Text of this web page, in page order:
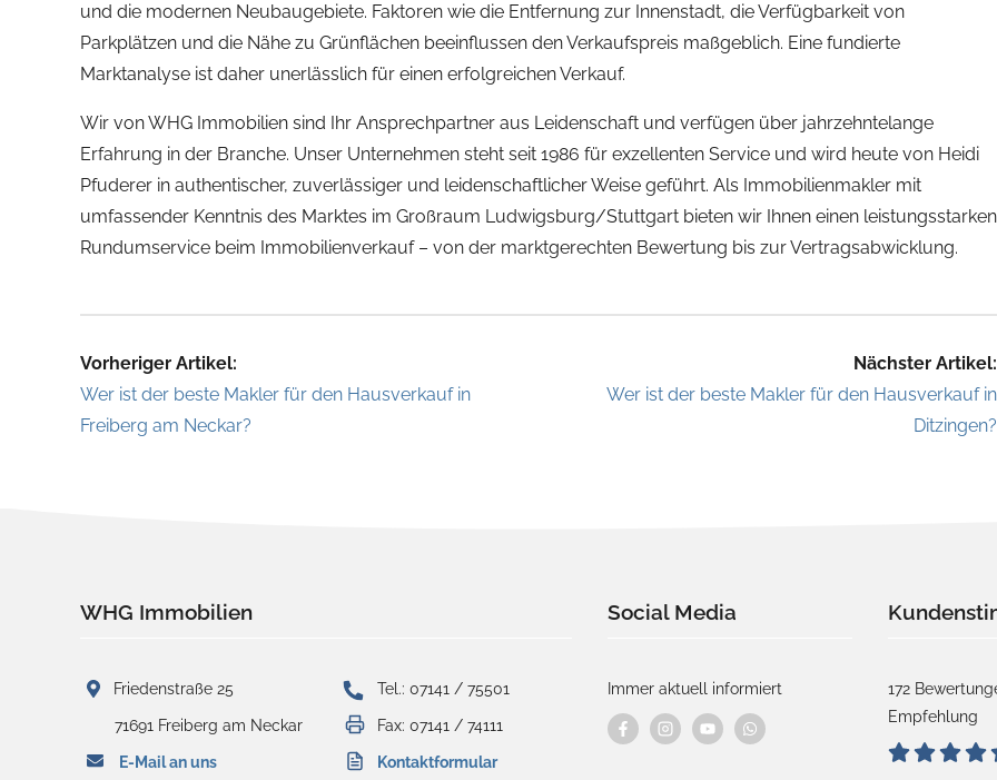
und die modernen Neubaugebiete. Faktoren wie die Entfernung zur Innenstadt, die Verfügbarkeit von
Parkplätzen und die Nähe zu Grünflächen beeinflussen den Verkaufspreis maßgeblich. Eine fundierte
Marktanalyse ist daher unerlässlich für einen erfolgreichen Verkauf.
Wir von WHG Immobilien sind Ihr Ansprechpartner aus Leidenschaft und verfügen über jahrzehntelange
Erfahrung in der Branche. Unser Unternehmen steht seit 1986 für exzellenten Service und wird heute von Heidi
Pfuderer in authentischer, zuverlässiger und leidenschaftlicher Weise geführt. Als Immobilienmakler mit
umfassender Kenntnis des Marktes im Großraum Ludwigsburg/Stuttgart bieten wir Ihnen einen leistungsstarken
Rundumservice beim Immobilienverkauf – von der marktgerechten Bewertung bis zur Vertragsabwicklung.
Vorheriger Artikel:
Wer ist der beste Makler für den Hausverkauf in
Freiberg am Neckar?
Nächster Artikel:
Wer ist der beste Makler für den Hausverkauf in
Ditzingen?
WHG Immobilien
Friedenstraße 25
71691 Freiberg am Neckar
E-Mail an uns
Tel.: 07141 / 75501
Fax: 07141 / 74111
Kontaktformular
Social Media
Immer aktuell informiert
172
Empfehlung